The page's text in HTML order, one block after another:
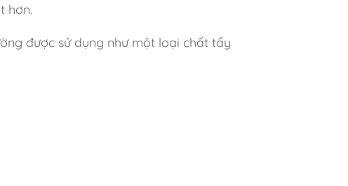
hơn.
được sử dụng như một loại chất tẩy